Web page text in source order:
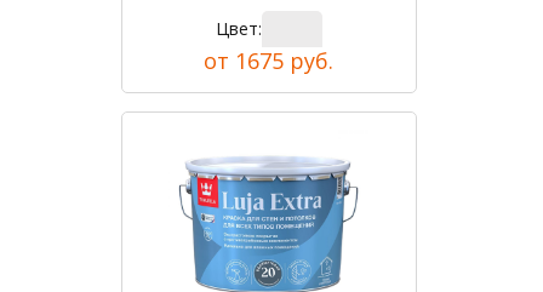
Цвет:
от 1675 руб.